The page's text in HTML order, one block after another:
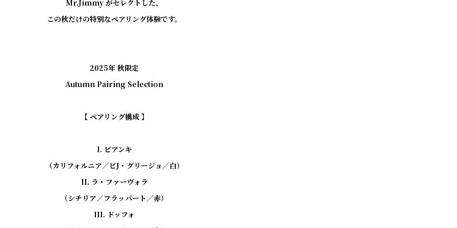
Mr.Jimmy がセレクトした、
この秋だけの特別なペアリング体験です。
2025年 秋限定
Autumn Pairing Selection
【 ペアリング構成 】
I. ビアンキ
（カリフォルニア／ピJ・グリージョ／白）
II. ラ・ファーヴォラ
（シチリア／フラッパート／赤）
III. ドッフォ